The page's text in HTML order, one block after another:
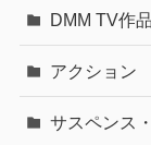
DMM TV作品
アクション
サスペンス